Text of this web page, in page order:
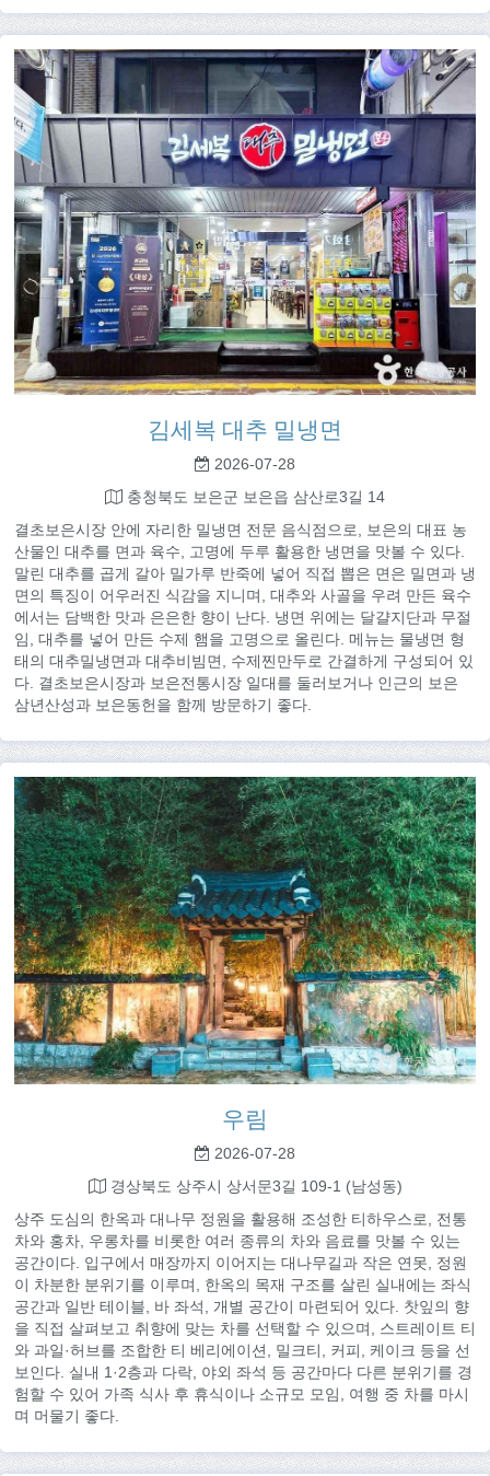
김세복 대추 밀냉면
2026-07-28
충청북도 보은군 보은읍 삼산로3길 14
결초보은시장 안에 자리한 밀냉면 전문 음식점으로, 보은의 대표 농
산물인 대추를 면과 육수, 고명에 두루 활용한 냉면을 맛볼 수 있다.
말린 대추를 곱게 갈아 밀가루 반죽에 넣어 직접 뽑은 면은 밀면과 냉
면의 특징이 어우러진 식감을 지니며, 대추와 사골을 우려 만든 육수
에서는 담백한 맛과 은은한 향이 난다. 냉면 위에는 달걀지단과 무절
임, 대추를 넣어 만든 수제 햄을 고명으로 올린다. 메뉴는 물냉면 형
태의 대추밀냉면과 대추비빔면, 수제찐만두로 간결하게 구성되어 있
다. 결초보은시장과 보은전통시장 일대를 둘러보거나 인근의 보은
삼년산성과 보은동헌을 함께 방문하기 좋다.
우림
2026-07-28
경상북도 상주시 상서문3길 109-1 (남성동)
상주 도심의 한옥과 대나무 정원을 활용해 조성한 티하우스로, 전통
차와 홍차, 우롱차를 비롯한 여러 종류의 차와 음료를 맛볼 수 있는
공간이다. 입구에서 매장까지 이어지는 대나무길과 작은 연못, 정원
이 차분한 분위기를 이루며, 한옥의 목재 구조를 살린 실내에는 좌식
공간과 일반 테이블, 바 좌석, 개별 공간이 마련되어 있다. 찻잎의 향
을 직접 살펴보고 취향에 맞는 차를 선택할 수 있으며, 스트레이트 티
와 과일·허브를 조합한 티 베리에이션, 밀크티, 커피, 케이크 등을 선
보인다. 실내 1·2층과 다락, 야외 좌석 등 공간마다 다른 분위기를 경
험할 수 있어 가족 식사 후 휴식이나 소규모 모임, 여행 중 차를 마시
며 머물기 좋다.